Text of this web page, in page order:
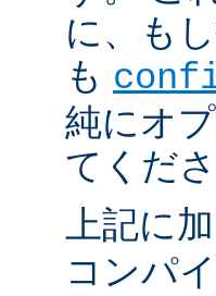
に、も
も
純にオ
てくださ
上記に
コンパ